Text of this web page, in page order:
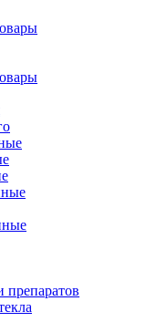
препаратов